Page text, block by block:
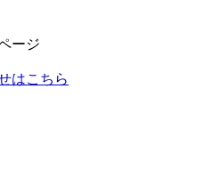
ージ
はこちら